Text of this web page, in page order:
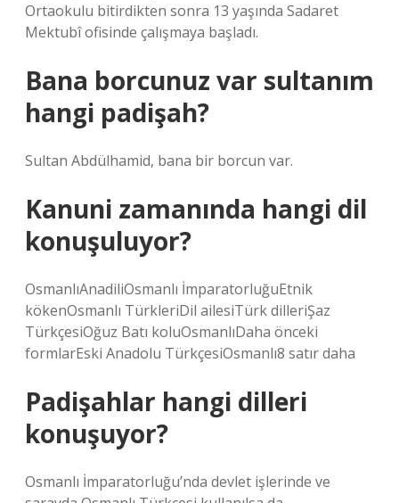
Ortaokulu bitirdikten sonra 13 yaşında Sadaret
Mektubî ofisinde çalışmaya başladı.
Bana borcunuz var sultanım
hangi padişah?
Sultan Abdülhamid, bana bir borcun var.
Kanuni zamanında hangi dil
konuşuluyor?
OsmanlıAnadiliOsmanlı İmparatorluğuEtnik
kökenOsmanlı TürkleriDil ailesiTürk dilleriŞaz
TürkçesiOğuz Batı koluOsmanlıDaha önceki
formlarEski Anadolu TürkçesiOsmanlı8 satır daha
Padişahlar hangi dilleri
konuşuyor?
Osmanlı İmparatorluğu’nda devlet işlerinde ve